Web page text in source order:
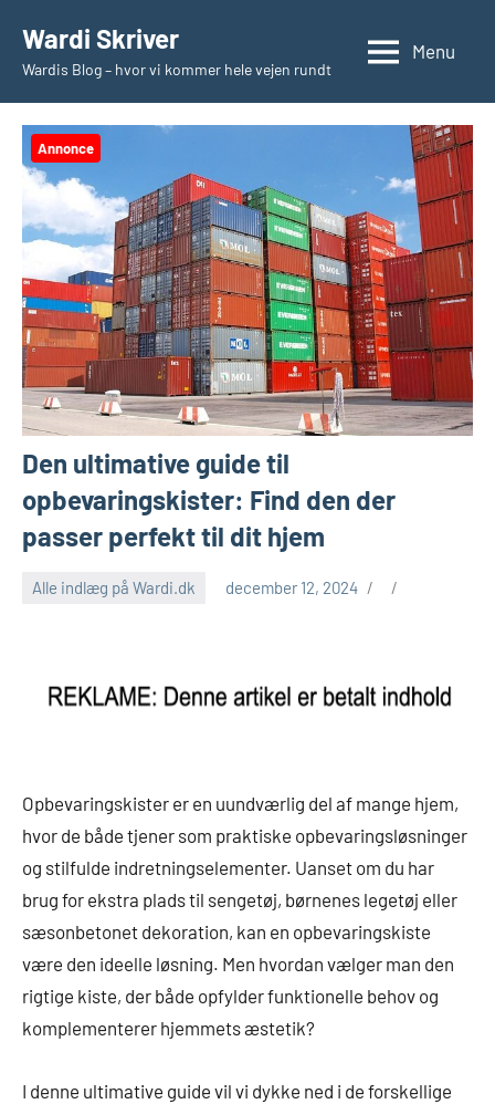
indhold
Wardi Skriver
Wardis Blog – hvor vi kommer hele vejen rundt
Menu
Annonce
Den ultimative guide til
opbevaringskister: Find den der
passer perfekt til dit hjem
Alle indlæg på Wardi.dk december 12, 2024
Opbevaringskister er en uundværlig del af mange hjem,
hvor de både tjener som praktiske opbevaringsløsninger
og stilfulde indretningselementer. Uanset om du har
brug for ekstra plads til sengetøj, børnenes legetøj eller
sæsonbetonet dekoration, kan en opbevaringskiste
være den ideelle løsning. Men hvordan vælger man den
rigtige kiste, der både opfylder funktionelle behov og
komplementerer hjemmets æstetik?
I denne ultimative guide vil vi dykke ned i de forskellige